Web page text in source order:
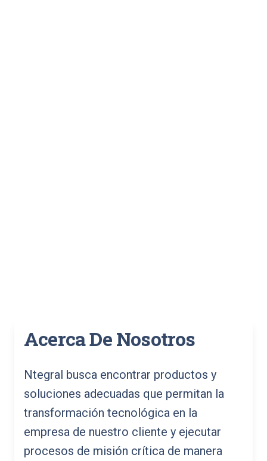
Acerca De Nosotros
Ntegral busca encontrar productos y
soluciones adecuadas que permitan la
transformación tecnológica en la
empresa de nuestro cliente y ejecutar
procesos de misión crítica de manera